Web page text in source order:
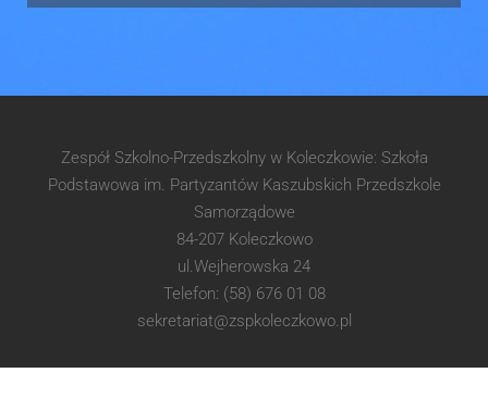
Zespół Szkolno-Przedszkolny w Koleczkowie: Szkoła
Podstawowa im. Partyzantów Kaszubskich Przedszkole
Samorządowe
84-207 Koleczkowo
ul.Wejherowska 24
Telefon: (58) 676 01 08
sekretariat@zspkoleczkowo.pl